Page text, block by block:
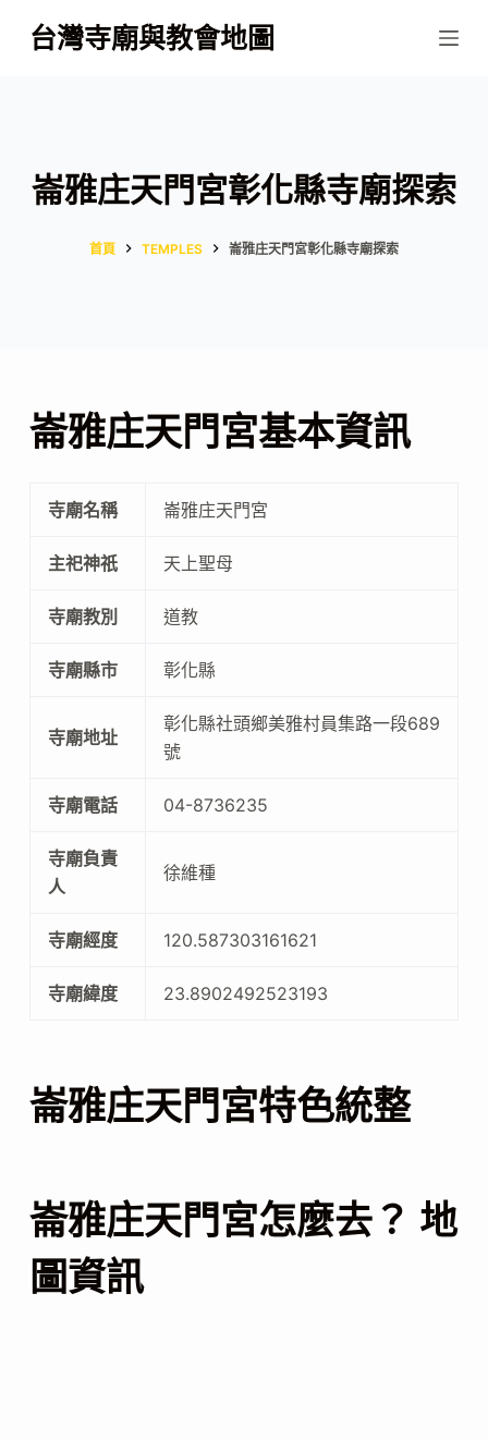
跳
至
台灣寺廟與教會地圖
崙雅庄天門宮彰化縣寺廟探索
首頁 TEMPLES 崙雅庄天門宮彰化縣寺廟探索
崙雅庄天門宮基本資訊
寺廟名稱 崙雅庄天門宮
主祀神祇 天上聖母
寺廟教別 道教
寺廟縣市 彰化縣
寺廟地址
彰化縣社頭鄉美雅村員集路一段689
號
寺廟電話 04-8736235
寺廟負責
人
徐維種
寺廟經度 120.587303161621
寺廟緯度 23.8902492523193
崙雅庄天門宮特色統整
崙雅庄天門宮怎麼去？ 地
圖資訊